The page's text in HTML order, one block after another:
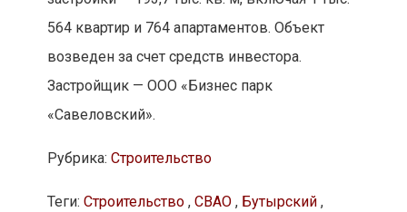
564 квартир и 764 апартаментов. Объект
возведен за счет средств инвестора.
Застройщик — ООО «Бизнес парк
«Савеловский».
Рубрика: Строительство
Теги: Строительство, СВАО, Бутырский,